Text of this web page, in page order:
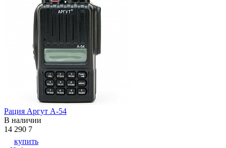
Рация Аргут А-54
В наличии
14 290 7
купить